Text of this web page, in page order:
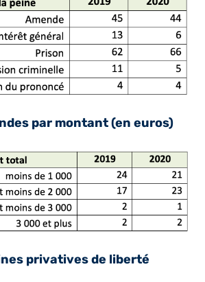
par montant (en euros)
privatives de liberté